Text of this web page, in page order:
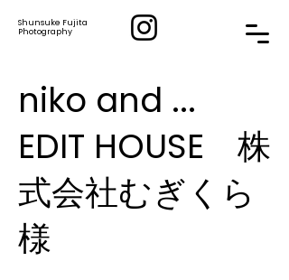
Shunsuke Fujita
​Photography
niko and ...
EDIT HOUSE 株
式会社むぎくら
様